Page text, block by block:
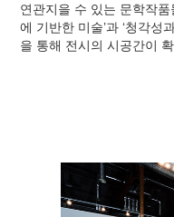
연관지을 수 있는 문학작
에 기반한 미술’과 ‘청각성
을 통해 전시의 시공간이